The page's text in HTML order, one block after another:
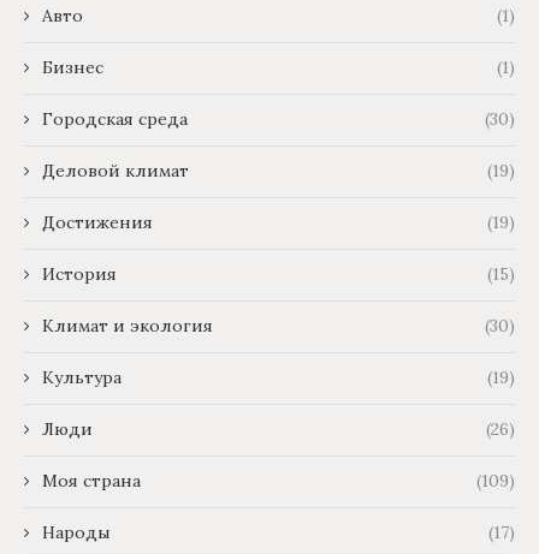
Авто (1)
Бизнес (1)
Городская среда (30)
Деловой климат (19)
Достижения (19)
История (15)
Климат и экология (30)
Культура (19)
Люди (26)
Моя страна (109)
Народы (17)